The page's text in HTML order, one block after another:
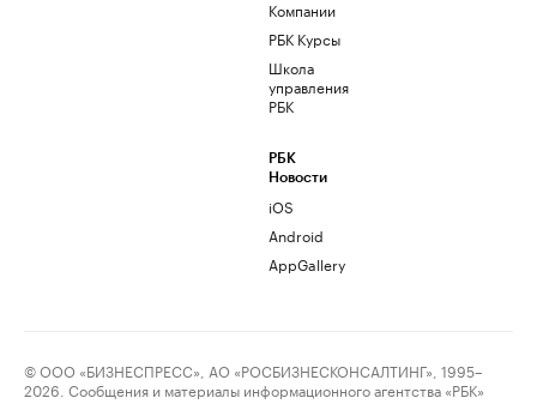
Компании
РБК Курсы
Школа
управления
РБК
РБК
Новости
iOS
Android
AppGallery
© ООО «БИЗНЕСПРЕСС», АО «РОСБИЗНЕСКОНСАЛТИНГ», 1995–
2026. Сообщения и материалы информационного агентства «РБК»